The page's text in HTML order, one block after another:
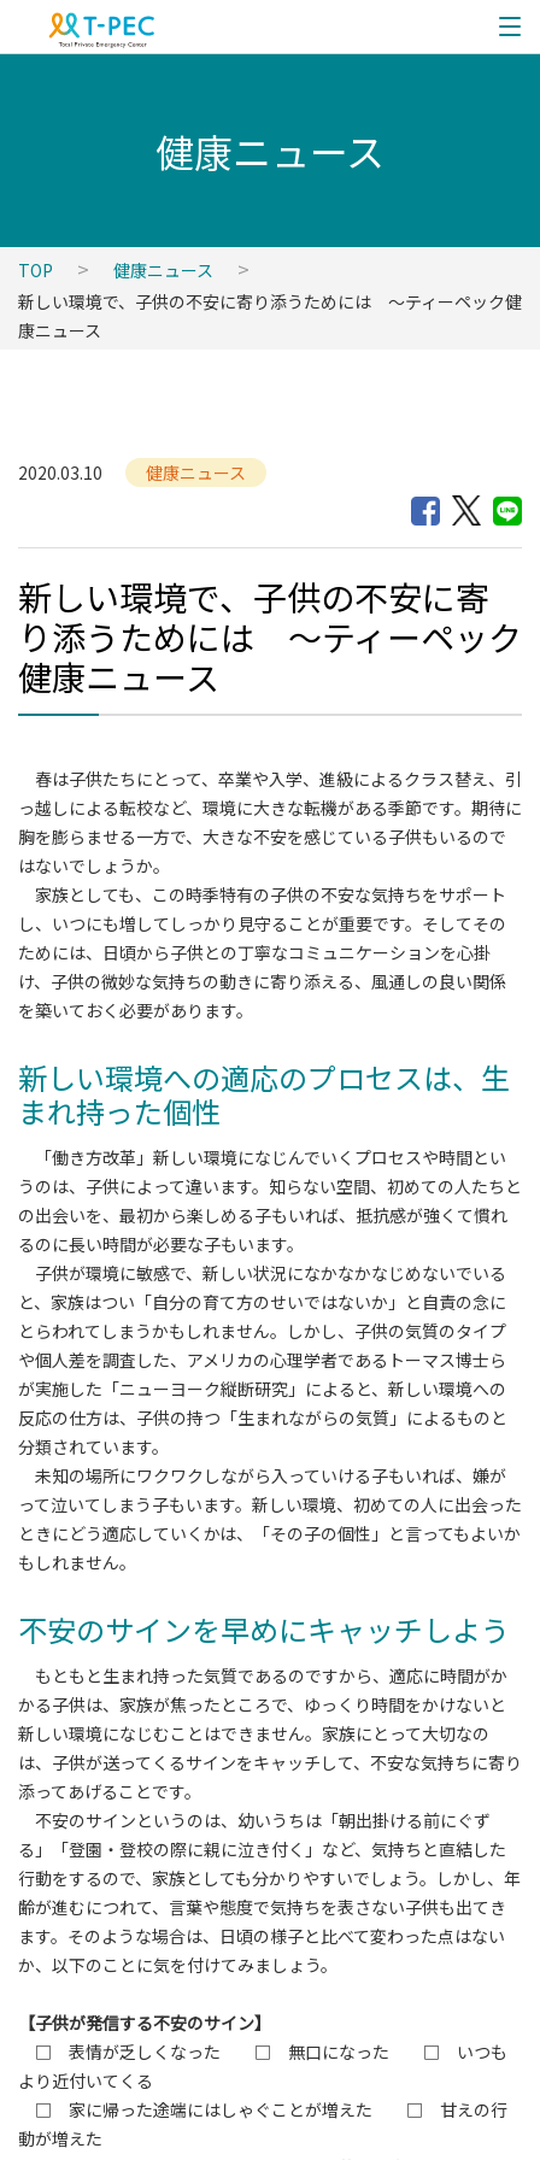
健康ニュース
TOP
健康ニュース
新しい環境で、子供の不安に寄り添うためには ～ティーペック健
康ニュース
2020.03.10 健康ニュース
新しい環境で、子供の不安に寄
り添うためには ～ティーペック
健康ニュース
春は子供たちにとって、卒業や入学、進級によるクラス替え、引
っ越しによる転校など、環境に大きな転機がある季節です。期待に
胸を膨らませる一方で、大きな不安を感じている子供もいるので
はないでしょうか。
家族としても、この時季特有の子供の不安な気持ちをサポート
し、いつにも増してしっかり見守ることが重要です。そしてその
ためには、日頃から子供との丁寧なコミュニケーションを心掛
け、子供の微妙な気持ちの動きに寄り添える、風通しの良い関係
を築いておく必要があります。
新しい環境への適応のプロセスは、生
まれ持った個性
「働き方改革」新しい環境になじんでいくプロセスや時間とい
うのは、子供によって違います。知らない空間、初めての人たちと
の出会いを、最初から楽しめる子もいれば、抵抗感が強くて慣れ
るのに長い時間が必要な子もいます。
子供が環境に敏感で、新しい状況になかなかなじめないでいる
と、家族はつい「自分の育て方のせいではないか」と自責の念に
とらわれてしまうかもしれません。しかし、子供の気質のタイプ
や個人差を調査した、アメリカの心理学者であるトーマス博士ら
が実施した「ニューヨーク縦断研究」によると、新しい環境への
反応の仕方は、子供の持つ「生まれながらの気質」によるものと
分類されています。
未知の場所にワクワクしながら入っていける子もいれば、嫌が
って泣いてしまう子もいます。新しい環境、初めての人に出会った
ときにどう適応していくかは、「その子の個性」と言ってもよいか
もしれません。
不安のサインを早めにキャッチしよう
もともと生まれ持った気質であるのですから、適応に時間がか
かる子供は、家族が焦ったところで、ゆっくり時間をかけないと
新しい環境になじむことはできません。家族にとって大切なの
は、子供が送ってくるサインをキャッチして、不安な気持ちに寄り
添ってあげることです。
不安のサインというのは、幼いうちは「朝出掛ける前にぐず
る」「登園・登校の際に親に泣き付く」など、気持ちと直結した
行動をするので、家族としても分かりやすいでしょう。しかし、年
齢が進むにつれて、言葉や態度で気持ちを表さない子供も出てき
ます。そのような場合は、日頃の様子と比べて変わった点はない
か、以下のことに気を付けてみましょう。
【子供が発信する不安のサイン】
□ 表情が乏しくなった □ 無口になった □ いつも
より近付いてくる
□ 家に帰った途端にはしゃぐことが増えた □ 甘えの行
動が増えた